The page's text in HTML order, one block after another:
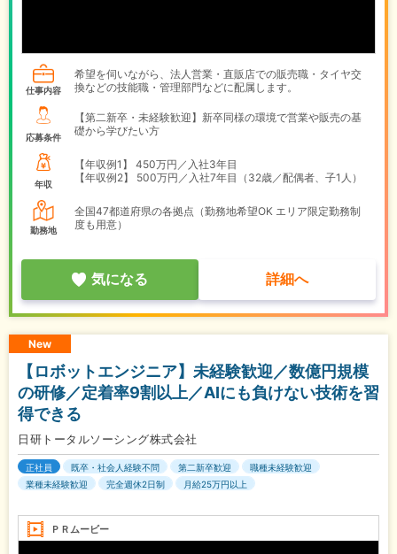
仕事内容
希望を伺いながら、法人営業・直販店での販売職・タイヤ交
換などの技能職・管理部門などに配属します。
応募条件
【第二新卒・未経験歓迎】新卒同様の環境で営業や販売の基
礎から学びたい方
年収
【年収例1】
450万円／入社3年目
【年収例2】
500万円／入社7年目（32歳／配偶者、子1人）
勤務地
全国47都道府県の各拠点（勤務地希望OK エリア限定勤務制
度も用意）
気になる 詳細へ
New
【ロボットエンジニア】未経験歓迎／数億円規模
の研修／定着率9割以上／AIにも負けない技術を習
得できる
日研トータルソーシング株式会社
正社員 既卒・社会人経験不問 第二新卒歓迎
職種未経験歓迎
業種未経験歓迎
完全週休2日制 月給25万円以上
ＰＲムービー